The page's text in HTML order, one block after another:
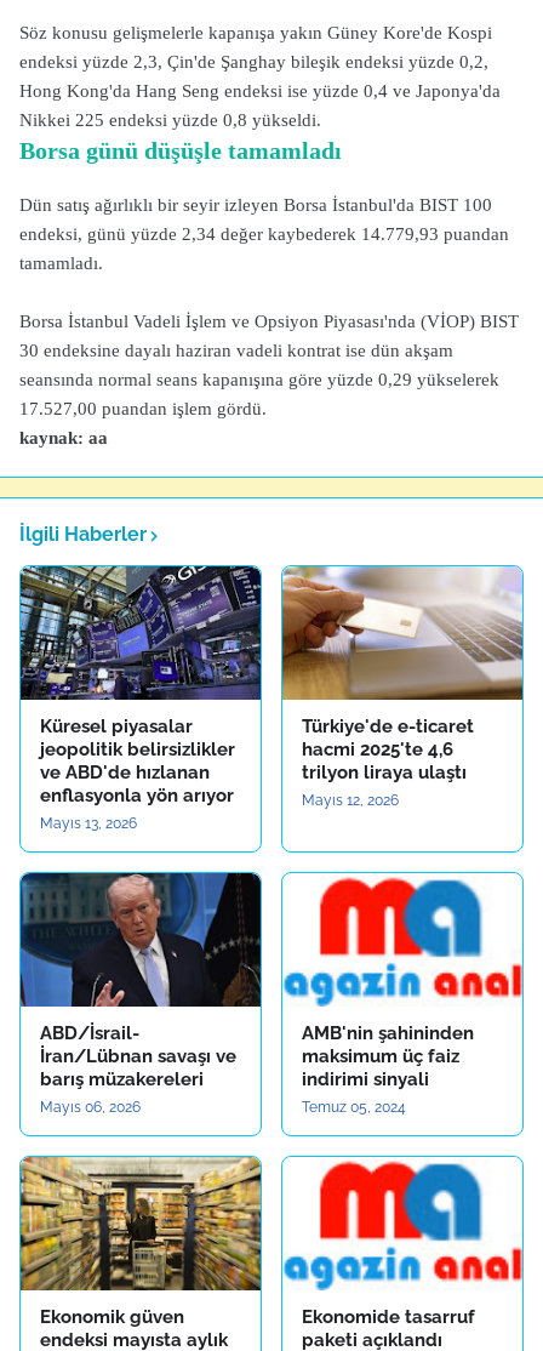
Söz konusu gelişmelerle kapanışa yakın Güney Kore'de Kospi
endeksi yüzde 2,3, Çin'de Şanghay bileşik endeksi yüzde 0,2,
Hong Kong'da Hang Seng endeksi ise yüzde 0,4 ve Japonya'da
Nikkei 225 endeksi yüzde 0,8 yükseldi.
Borsa günü düşüşle tamamladı
Dün satış ağırlıklı bir seyir izleyen Borsa İstanbul'da BIST 100
endeksi, günü yüzde 2,34 değer kaybederek 14.779,93 puandan
tamamladı.
Borsa İstanbul Vadeli İşlem ve Opsiyon Piyasası'nda (VİOP) BIST
30 endeksine dayalı haziran vadeli kontrat ise dün akşam
seansında normal seans kapanışına göre yüzde 0,29 yükselerek
17.527,00 puandan işlem gördü.
kaynak: aa
İlgili Haberler
Küresel piyasalar
jeopolitik belirsizlikler
ve ABD'de hızlanan
enflasyonla yön arıyor
Mayıs 13, 2026
Türkiye'de e-ticaret
hacmi 2025'te 4,6
trilyon liraya ulaştı
Mayıs 12, 2026
ABD/İsrail-
İran/Lübnan savaşı ve
barış müzakereleri
Mayıs 06, 2026
AMB'nin şahininden
maksimum üç faiz
indirimi sinyali
Temuz 05, 2024
Ekonomik güven
endeksi mayısta aylık
Ekonomide tasarruf
paketi açıklandı